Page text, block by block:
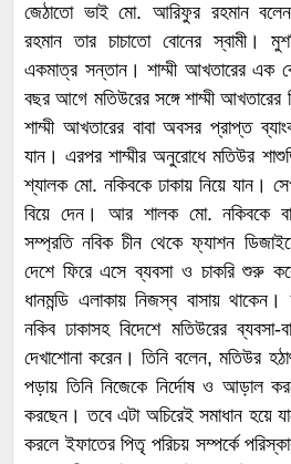
জেঠাতো ভাই মো. আরিফুর রহমান
রহমান তার চাচাতো বোনের স্বামী।
একমাত্র সন্তান। শাম্মী আখতারের
বছর আগে মতিউরের সঙ্গে শাম্মী
শাম্মী আখতারের বাবা অবসর প্রাপ্ত
যান। এরপর শাম্মীর অনুরোধে মতিউর
শ্যালক মো. নকিবকে ঢাকায় নিয়ে যান।
বিয়ে দেন। আর শালক মো. নকিবকে
সম্প্রতি নবিক চীন থেকে ফ্যাশন
দেশে ফিরে এসে ব্যবসা ও চাকরি শুরু
ধানমন্ডি এলাকায় নিজস্ব বাসায়
নকিব ঢাকাসহ বিদেশে মতিউরের ব্যবসা-
দেখাশোনা করেন। তিনি বলেন, মতিউর
পড়ায় তিনি নিজেকে নির্দোষ ও আড়াল
করছেন। তবে এটা অচিরেই সমাধান হয়ে
করলে ইফাতের পিতৃ পরিচয় সম্পর্কে